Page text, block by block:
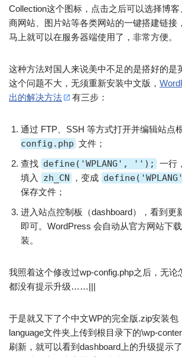
Collection这个图标，点击之后可以选择博
商网站、图片站等各类网站的一键搭建链接
马上就可以在服务器端使用了，非常方便。
这种方法对国人来说美中不足的是搭好的是
这个问题不大，无须重新安装中文版，
出的解决方法
有三步：
通过 FTP、SSH 等方式打开并编辑站点
config.php 文件；
查找 define('WPLANG', '');
一行
填入
zh_CN ，变成
保存文件；
进入站点控制板（dashboard），看到更
即可。WordPress 会自动从官方网站下
装。
我照着这个修改过wp-config.php之后，无论
都没有提示升级……|||
于是就又下了个中文WP的完全版.zip安装包
language文件夹上传到根目录下的\wp-
刷新，就可以看到dashboard上的升级提示